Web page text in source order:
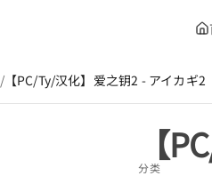
/【PC/Ty/汉化】爱之钥2 - アイカギ2
【
分类